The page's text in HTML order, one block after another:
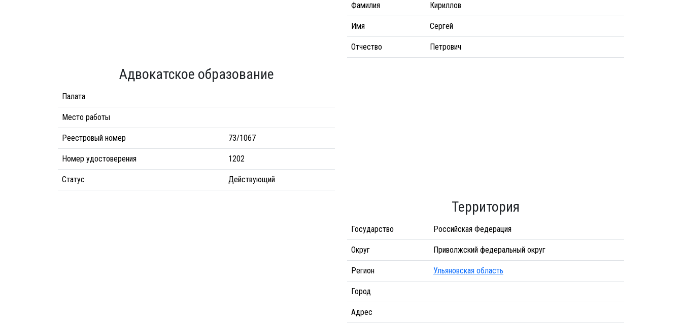
Фамилия Кириллов
Имя Сергей
Отчество Петрович
Адвокатское образование
Палата
Место работы
Реестровый номер 73/1067
Номер удостоверения 1202
Статус Действующий
Территория
Государство Российская Федерация
Округ Приволжский федеральный округ
Регион Ульяновская область
Город
Адрес